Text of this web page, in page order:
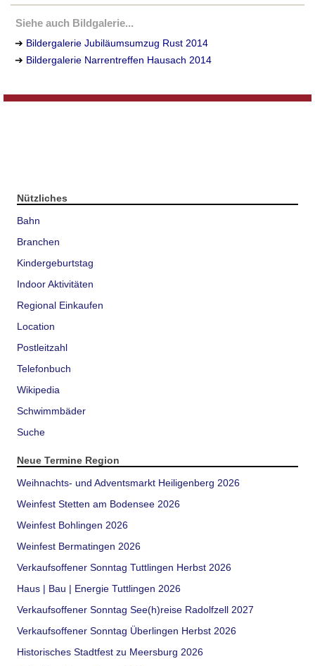
Siehe auch Bildgalerie...
➔ Bildergalerie Jubiläumsumzug Rust 2014
➔ Bildergalerie Narrentreffen Hausach 2014
Nützliches
Bahn
Branchen
Kindergeburtstag
Indoor Aktivitäten
Regional Einkaufen
Location
Postleitzahl
Telefonbuch
Wikipedia
Schwimmbäder
Suche
Neue Termine Region
Weihnachts- und Adventsmarkt Heiligenberg 2026
Weinfest Stetten am Bodensee 2026
Weinfest Bohlingen 2026
Weinfest Bermatingen 2026
Verkaufsoffener Sonntag Tuttlingen Herbst 2026
Haus | Bau | Energie Tuttlingen 2026
Verkaufsoffener Sonntag See(h)reise Radolfzell 2027
Verkaufsoffener Sonntag Überlingen Herbst 2026
Historisches Stadtfest zu Meersburg 2026